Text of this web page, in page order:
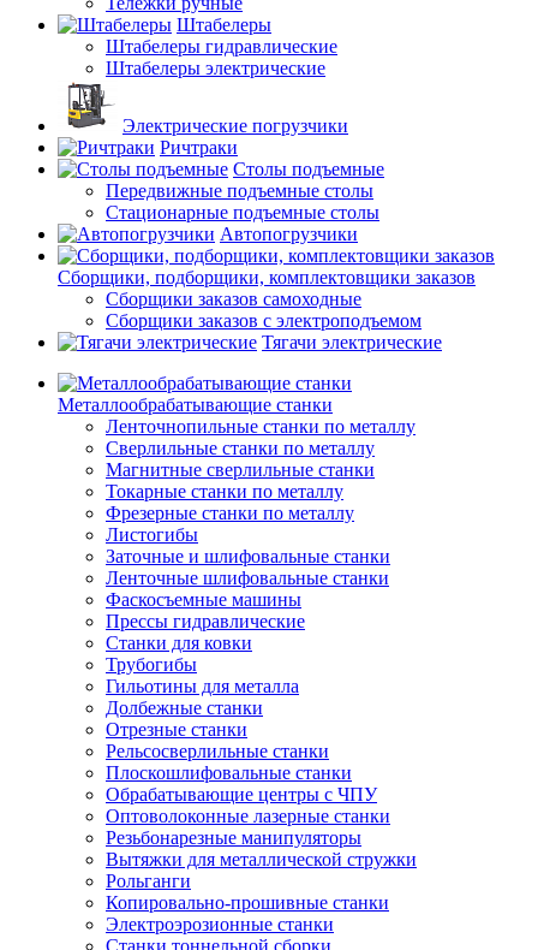
Штабелеры
Штабелеры гидравлические
Штабелеры электрические
Электрические погрузчики
Ричтраки
Столы подъемные
Передвижные подъемные столы
Стационарные подъемные столы
Автопогрузчики
Сборщики, подборщики, комплектовщики заказов
Сборщики заказов самоходные
Сборщики заказов с электроподъемом
Тягачи электрические
Металлообрабатывающие станки
Ленточнопильные станки по металлу
Сверлильные станки по металлу
Магнитные сверлильные станки
Токарные станки по металлу
Фрезерные станки по металлу
Листогибы
Заточные и шлифовальные станки
Ленточные шлифовальные станки
Фаскосъемные машины
Прессы гидравлические
Станки для ковки
Трубогибы
Гильотины для металла
Долбежные станки
Отрезные станки
Рельсосверлильные станки
Плоскошлифовальные станки
Обрабатывающие центры с ЧПУ
Оптоволоконные лазерные станки
Резьбонарезные манипуляторы
Вытяжки для металлической стружки
Рольганги
Копировально-прошивные станки
Электроэрозионные станки
Станки тоннельной сборки